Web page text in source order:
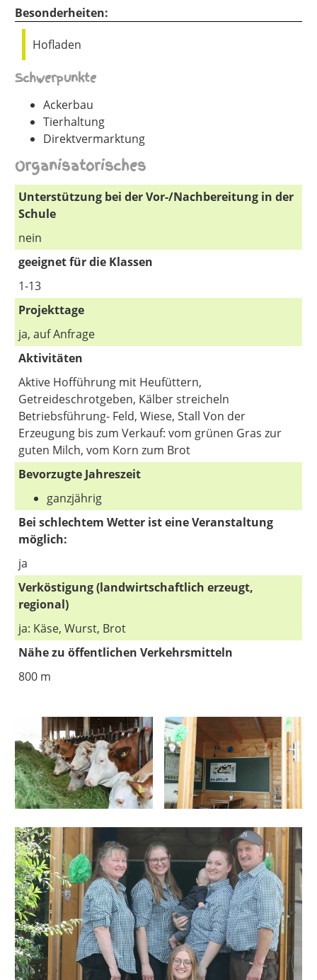
Besonderheiten:
Hofladen
Schwerpunkte
Ackerbau
Tierhaltung
Direktvermarktung
Organisatorisches
Unterstützung bei der Vor-/Nachbereitung in der
Schule
nein
geeignet für die Klassen
1-13
Projekttage
ja, auf Anfrage
Aktivitäten
Aktive Hofführung mit Heufüttern,
Getreideschrotgeben, Kälber streicheln
Betriebsführung- Feld, Wiese, Stall Von der
Erzeugung bis zum Verkauf: vom grünen Gras zur
guten Milch, vom Korn zum Brot
Bevorzugte Jahreszeit
ganzjährig
Bei schlechtem Wetter ist eine Veranstaltung
möglich:
ja
Verköstigung (landwirtschaftlich erzeugt,
regional)
ja: Käse, Wurst, Brot
Nähe zu öffentlichen Verkehrsmitteln
800 m